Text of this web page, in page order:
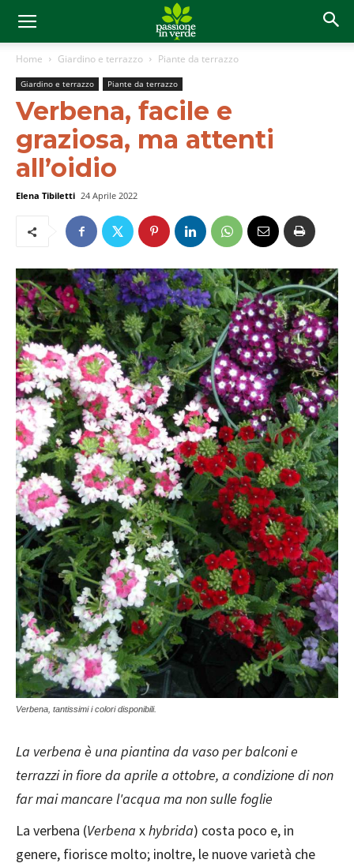
Home Giardino e terrazzo Piante da terrazzo
Giardino e terrazzo Piante da terrazzo
Verbena, facile e
graziosa, ma attenti
all’oidio
Elena Tibiletti 24 Aprile 2022
Verbena, tantissimi i colori disponibili.
La verbena è una piantina da vaso per balconi e
terrazzi in fiore da aprile a ottobre, a condizione di non
far mai mancare l'acqua ma non sulle foglie
La verbena (Verbena xhybrida) costa poco e, in
genere, fiorisce molto; inoltre, le nuove varietà che